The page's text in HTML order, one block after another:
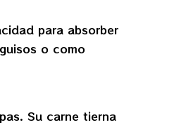
para absorber
o como
Su carne tierna